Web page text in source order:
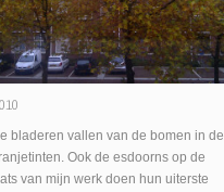
bladeren vallen van de bomen in de
Ook de esdoorns op de
van mijn werk doen hun uiterste